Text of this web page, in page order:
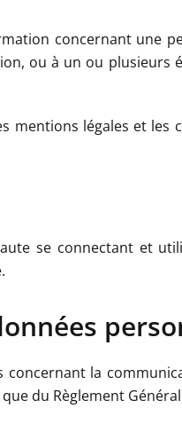
concernant une
ou à un ou
mentions légales et
se connectant et
la
du Règlement